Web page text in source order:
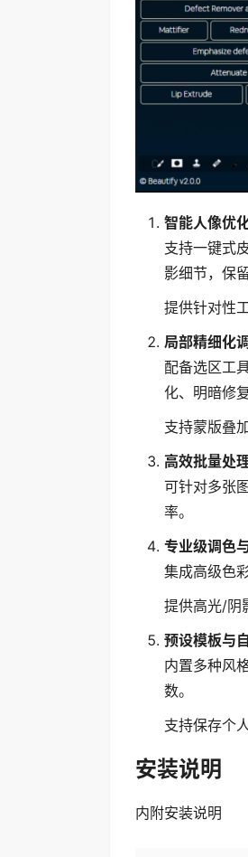
智能人像优
支持一键式
影细节，保
提供针对性
局部精细化
配备选区工
化、明暗修
支持蒙版叠
高效批量处
可针对多张
率。
专业级调色
集成高级色
提供高光/阴
预设模板与
内置多种风
数。
支持保存个
安装说明
内附安装说明